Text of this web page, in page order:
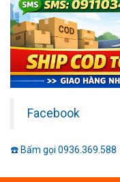
Facebook
☎️ Bấm gọi 0936.369.588